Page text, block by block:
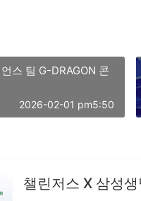
콘
2026-02-01 pm5:50
챌린저스 X 삼성